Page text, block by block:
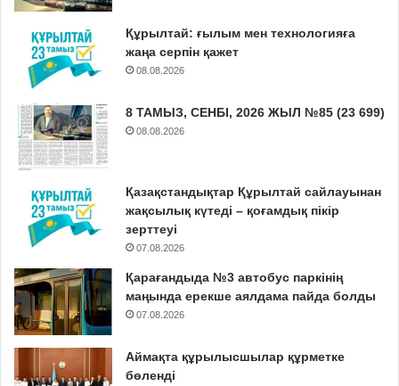
Құрылтай: ғылым мен технологияға
жаңа серпін қажет
08.08.2026
8 ТАМЫЗ, СЕНБІ, 2026 ЖЫЛ №85 (23 699)
08.08.2026
Қазақстандықтар Құрылтай сайлауынан
жақсылық күтеді – қоғамдық пікір
зерттеуі
07.08.2026
Қарағандыда №3 автобус паркінің
маңында ерекше аялдама пайда болды
07.08.2026
Аймақта құрылысшылар құрметке
бөленді